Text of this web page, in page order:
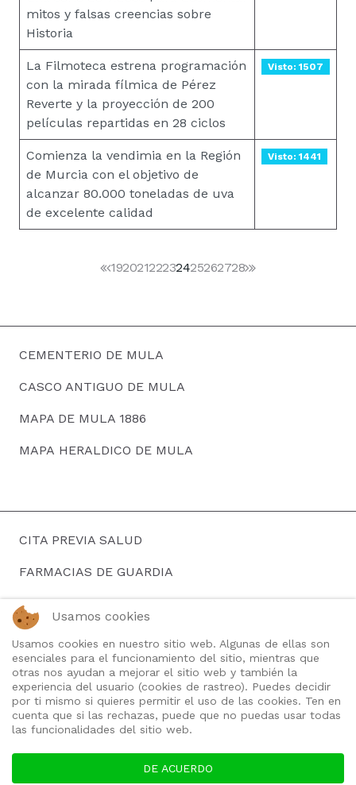
mitos y falsas creencias sobre
Historia
La Filmoteca estrena programación
con la mirada fílmica de Pérez
Reverte y la proyección de 200
películas repartidas en 28 ciclos
Visto: 1507
Comienza la vendimia en la Región
de Murcia con el objetivo de
alcanzar 80.000 toneladas de uva
de excelente calidad
Visto: 1441
19202122232425262728
CEMENTERIO DE MULA
CASCO ANTIGUO DE MULA
MAPA DE MULA 1886
MAPA HERALDICO DE MULA
CITA PREVIA SALUD
FARMACIAS DE GUARDIA
HORARIOS DE AUTOBUSES
BUSCAR EMPLEO
TELEFONOS DE INTERES
QUIENES SOMOS
Usamos cookies
Usamos cookies en nuestro sitio web. Algunas de ellas son
esenciales para el funcionamiento del sitio, mientras que
otras nos ayudan a mejorar el sitio web y también la
experiencia del usuario (cookies de rastreo). Puedes decidir
por ti mismo si quieres permitir el uso de las cookies. Ten en
cuenta que si las rechazas, puede que no puedas usar todas
las funcionalidades del sitio web.
DE ACUERDO